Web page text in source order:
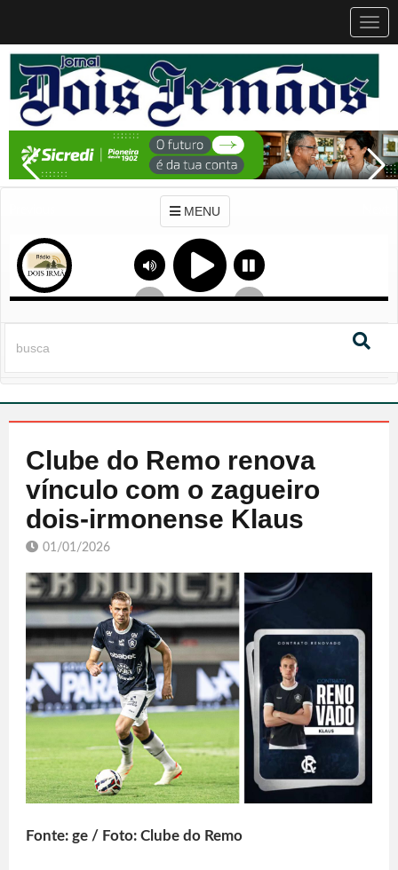
MENU
Clube do Remo renova
vínculo com o zagueiro
dois-irmonense Klaus
01/01/2026
Fonte: ge / Foto: Clube do Remo